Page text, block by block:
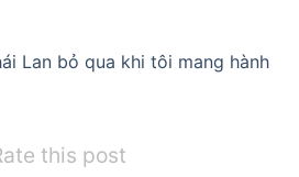
Lan bỏ qua khi tôi mang hành
this post